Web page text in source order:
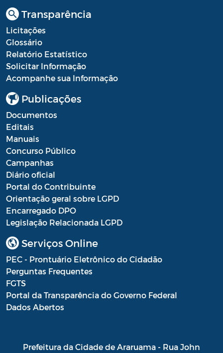
Transparência
Licitações
Glossário
Relatório Estatístico
Solicitar Informação
Acompanhe sua Informação
Publicações
Documentos
Editais
Manuais
Concurso Público
Campanhas
Diário oficial
Portal do Contribuinte
Orientação geral sobre LGPD
Encarregado DPO
Legislação Relacionada LGPD
Serviços Online
PEC - Prontuário Eletrônico do Cidadão
Perguntas Frequentes
FGTS
Portal da Transparência do Governo Federal
Dados Abertos
Prefeitura da Cidade de Araruama - Rua John